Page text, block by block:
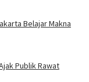
Belajar Makna
Publik Rawat